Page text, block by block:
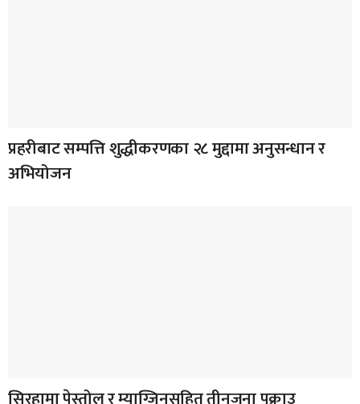
प्रहरीबाट सम्पत्ति शुद्धीकरणका २८ मुद्दामा अनुसन्धान र
अभियोजन